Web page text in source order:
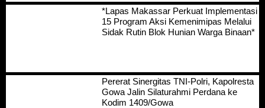
*Lapas Makassar Perkuat Implementasi
15 Program Aksi Kemenimipas Melalui
Sidak Rutin Blok Hunian Warga Binaan*
Pererat Sinergitas TNI-Polri, Kapolresta
Gowa Jalin Silaturahmi Perdana ke
Kodim 1409/Gowa